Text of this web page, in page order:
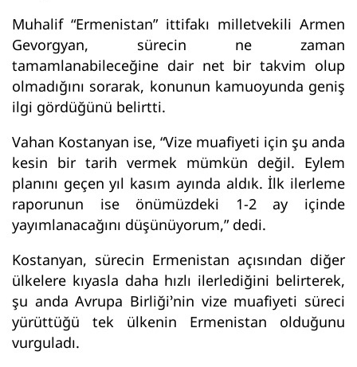
Muhalif “Ermenistan” ittifakı milletvekili Armen
Gevorgyan, sürecin ne zaman
tamamlanabileceğine dair net bir takvim olup
olmadığını sorarak, konunun kamuoyunda geniş
ilgi gördüğünü belirtti.
Vahan Kostanyan ise, “Vize muafiyeti için şu anda
kesin bir tarih vermek mümkün değil. Eylem
planını geçen yıl kasım ayında aldık. İlk ilerleme
raporunun ise önümüzdeki 1-2 ay içinde
yayımlanacağını düşünüyorum,” dedi.
Kostanyan, sürecin Ermenistan açısından diğer
ülkelere kıyasla daha hızlı ilerlediğini belirterek,
şu anda Avrupa Birliği’nin vize muafiyeti süreci
yürüttüğü tek ülkenin Ermenistan olduğunu
vurguladı.